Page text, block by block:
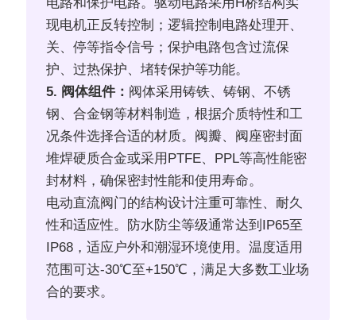
电路和保护电路。驱动电路采用H桥结构实
现电机正反转控制；逻辑控制电路处理开、
关、停等指令信号；保护电路包含过流保
护、过热保护、堵转保护等功能。
5. 阀体组件： 阀体采用铸铁、铸钢、不锈
钢、合金钢等材料制造，根据介质特性和工
况条件选择合适的材质。阀瓣、阀座密封面
堆焊硬质合金或采用PTFE、PPL等高性能密
封材料，确保密封性能和使用寿命。
电动直流阀门的结构设计注重可靠性、耐久
性和适应性。防水防尘等级通常达到IP65至
IP68，适应户外和潮湿环境使用。温度适用
范围可达-30℃至+150℃，满足大多数工业场
合的要求。